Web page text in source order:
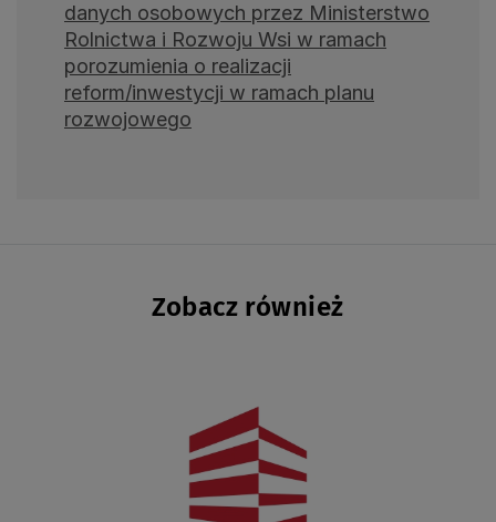
danych osobowych przez Ministerstwo
Rolnictwa i Rozwoju Wsi w ramach
porozumienia o realizacji
reform/inwestycji w ramach planu
rozwojowego
Zobacz również